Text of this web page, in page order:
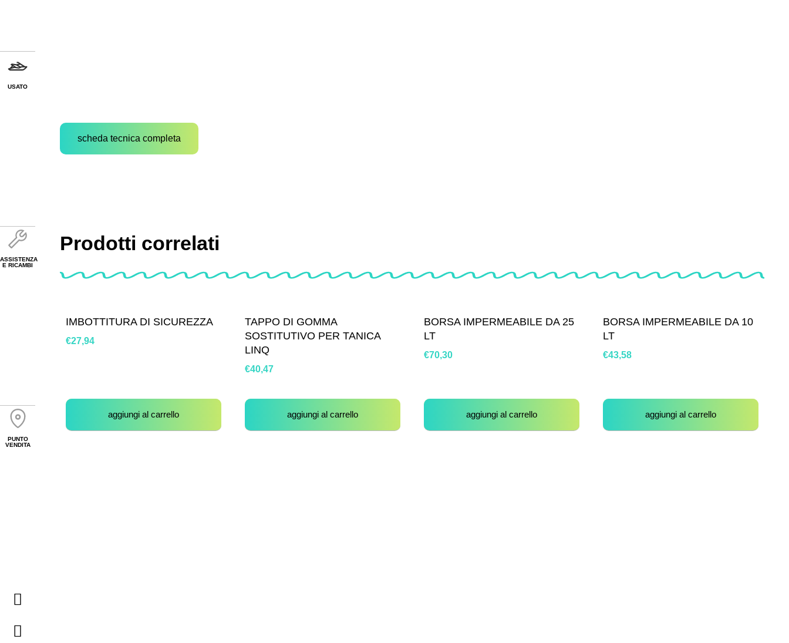
USATO
ASSISTENZA
E RICAMBI
PUNTO
VENDITA
scheda tecnica completa
Prodotti correlati
IMBOTTITURA DI SICUREZZA
€27,94
aggiungi al carrello
TAPPO DI GOMMA
SOSTITUTIVO PER TANICA
LINQ
€40,47
aggiungi al carrello
BORSA IMPERMEABILE DA 25
LT
€70,30
aggiungi al carrello
BORSA IMPERMEABILE DA 10
LT
€43,58
aggiungi al carrello